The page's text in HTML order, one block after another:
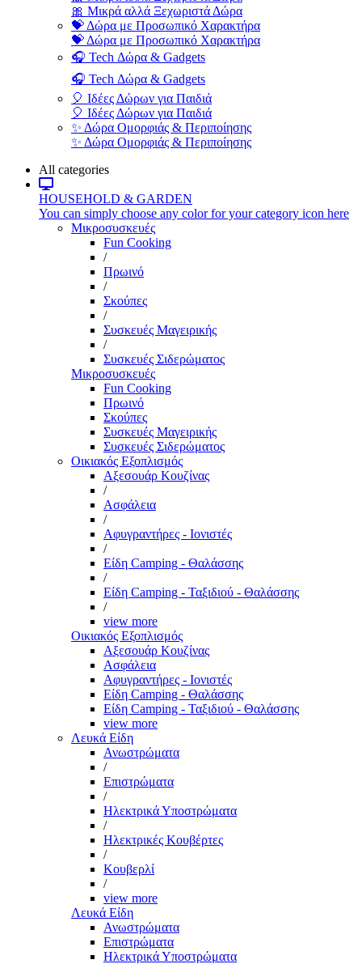
🎀 Μικρά αλλά Ξεχωριστά Δώρα
💝 Δώρα με Προσωπικό Χαρακτήρα
💝 Δώρα με Προσωπικό Χαρακτήρα
🎧 Tech Δώρα & Gadgets
🎧 Tech Δώρα & Gadgets
🎈 Ιδέες Δώρων για Παιδιά
🎈 Ιδέες Δώρων για Παιδιά
✨ Δώρα Ομορφιάς & Περιποίησης
✨ Δώρα Ομορφιάς & Περιποίησης
All categories
HOUSEHOLD & GARDEN
You can simply choose any color for your category icon here
Μικροσυσκευές
Fun Cooking
/
Πρωινό
/
Σκούπες
/
Συσκευές Μαγειρικής
/
Συσκευές Σιδερώματος
Μικροσυσκευές
Fun Cooking
Πρωινό
Σκούπες
Συσκευές Μαγειρικής
Συσκευές Σιδερώματος
Οικιακός Εξοπλισμός
Αξεσουάρ Κουζίνας
/
Ασφάλεια
/
Αφυγραντήρες - Ιονιστές
/
Είδη Camping - Θαλάσσης
/
Είδη Camping - Ταξιδιού - Θαλάσσης
/
view more
Οικιακός Εξοπλισμός
Αξεσουάρ Κουζίνας
Ασφάλεια
Αφυγραντήρες - Ιονιστές
Είδη Camping - Θαλάσσης
Είδη Camping - Ταξιδιού - Θαλάσσης
view more
Λευκά Είδη
Ανωστρώματα
/
Επιστρώματα
/
Ηλεκτρικά Υποστρώματα
/
Ηλεκτρικές Κουβέρτες
/
Κουβερλί
/
view more
Λευκά Είδη
Ανωστρώματα
Επιστρώματα
Ηλεκτρικά Υποστρώματα